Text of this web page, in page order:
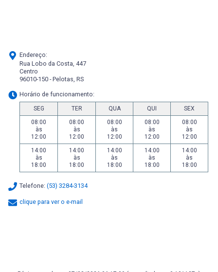
Endereço:
Rua Lobo da Costa, 447
Centro
96010-150 - Pelotas, RS
Horário de funcionamento:
SEG TER QUA QUI
SEX
08:00
às
12:00
08:00
às
12:00
08:00
às
12:00
08:00
às
12:00
08:00
às
12:00
14:00
às
18:00
14:00
às
18:00
14:00
às
18:00
14:00
às
18:00
14:00
às
18:00
Telefone: (53) 3284-3134
clique para ver o e-mail